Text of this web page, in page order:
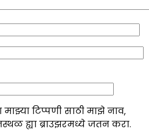
टिप्पणी साठी माझे नाव,
ह्या ब्राउझरमध्ये जतन करा.